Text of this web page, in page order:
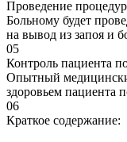
Проведение
Больному будет
на вывод из запоя и
05
Контроль пациента
Опытный
здоровьем пациента
06
Краткое содержание: